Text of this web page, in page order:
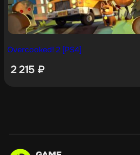
Overcooked! 2 [PS4]
2 215 ₽